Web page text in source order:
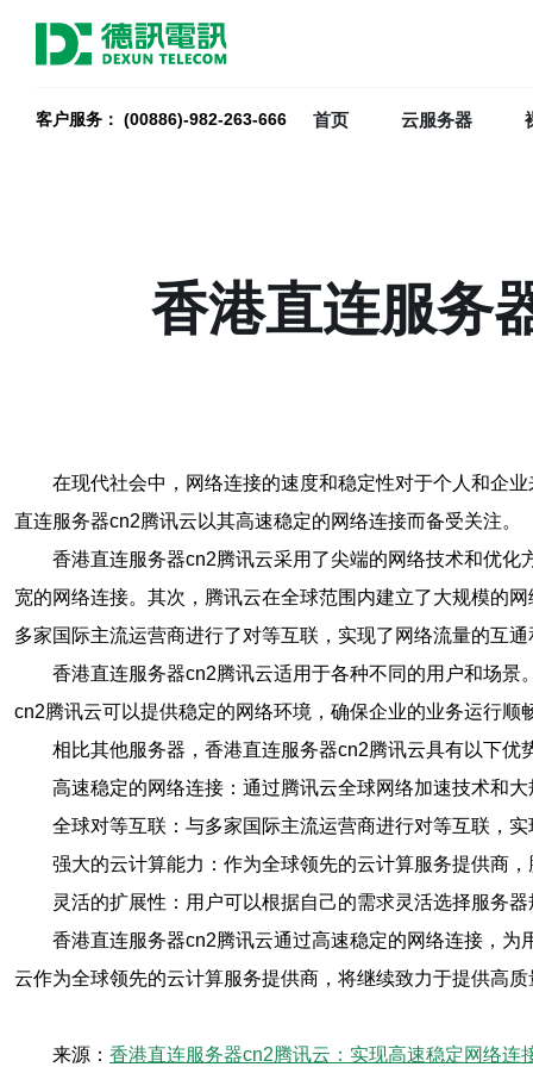
客户服务： (00886)-982-263-666 首页 云服务器
香港直连服务
在现代社会中，网络连接的速度和稳定性对于个人和企
直连服务器cn2腾讯云以其高速稳定的网络连接而备受关注。
香港直连服务器cn2腾讯云采用了尖端的网络技术和优
宽的网络连接。其次，腾讯云在全球范围内建立了大规模的
多家国际主流运营商进行了对等互联，实现了网络流量的互
香港直连服务器cn2腾讯云适用于各种不同的用户和场
cn2腾讯云可以提供稳定的网络环境，确保企业的业务运行
相比其他服务器，香港直连服务器cn2腾讯云具有以下优
高速稳定的网络连接：通过腾讯云全球网络加速技术和
全球对等互联：与多家国际主流运营商进行对等互联，
强大的云计算能力：作为全球领先的云计算服务提供商
灵活的扩展性：用户可以根据自己的需求灵活选择服务
香港直连服务器cn2腾讯云通过高速稳定的网络连接，
云作为全球领先的云计算服务提供商，将继续致力于提供高
来源： 香港直连服务器cn2腾讯云：实现高速稳定网络连